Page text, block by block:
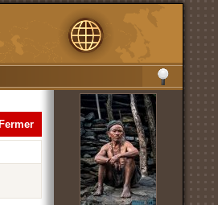
Fermer